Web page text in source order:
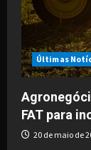
Últimas
FAT para
20 de maio de